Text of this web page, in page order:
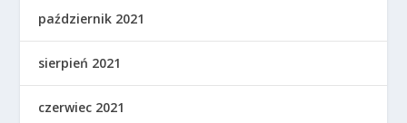
październik 2021
sierpień 2021
czerwiec 2021